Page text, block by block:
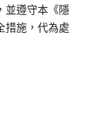
並遵守本《隱
措施，代為處